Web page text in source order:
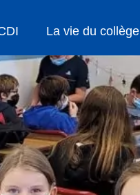
La vie du collège